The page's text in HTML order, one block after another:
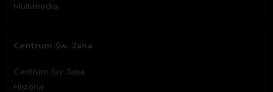
Multimedia
Centrum Św. Jana
Centrum Św. Jana
Historia